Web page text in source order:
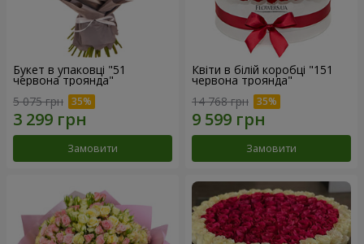
Букет в упаковці "51
червона троянда"
5 075 грн
Замовити
Квіти в білій коробці "151
червона троянда"
14 768 грн
Замовити